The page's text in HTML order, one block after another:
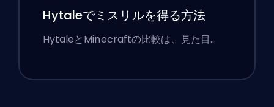
Hytaleでミスリルを得る方法
HytaleとMinecraftの比較は、見た目…